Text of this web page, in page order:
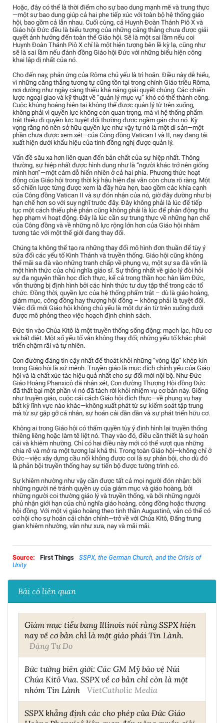
Hoặc, đây có thể là thời điểm cho sự bao dung mạnh mẽ và trung thực
—một sự bao dung giúp cả hai phe tiếp xúc với toàn bộ hệ thống giáo
hội, bao gồm cả lẫn nhau. Cuối cùng, cả Huynh Đoàn Thánh Piô X và
Giáo hội Đức đều là biểu tượng của những căng thẳng chưa được giải
quyết ảnh hưởng đến toàn thể Giáo hội. Sẽ là một sai lầm nếu coi
Huynh Đoàn Thánh Piô X chỉ là một hiện tượng bên lề kỳ lạ, cũng như
sẽ là sai lầm nếu đánh đồng Giáo hội Đức với những biểu hiện công
khai lập dị nhất của nó.
Cho đến nay, phản ứng của Rôma chủ yếu là trì hoãn. Điều này dễ hiểu,
vì những căng thẳng tương tự cũng tồn tại trong chính Giáo triều Rôma,
nơi dường như ngày càng thiếu khả năng giải quyết chúng. Các chiến
lược ngoại giao và kỹ thuật về “quản lý mục vụ” khó có thể thành công.
Cuộc khủng hoảng hiện tại không thể được quản lý từ trên xuống,
không phải vì quyền lực không còn quan trọng, mà vì hệ thống phẩm
trật thiếu đi quyền lực tuyệt đối thường được ngầm gán cho nó. Kỳ
vọng rằng nó nên sở hữu quyền lực như vậy tự nó là một di sản—một
phần chưa được xem xét—của Công đồng Vatican I và II, nay đang tái
xuất hiện dưới khẩu hiệu của tính đồng nghị được quản lý.
Vấn đề sâu xa hơn liên quan đến bản chất của sự hiệp nhất. Thông
thường, sự hiệp nhất được hình dung như là “người khác trở nên giống
mình hơn”—một cám dỗ hiển nhiên ở cả hai phía. Phương thức hoạt
động của Giáo hội trong thời kỳ hậu hiện đại vẫn còn chưa rõ ràng. Một
số chiến lược từng được xem là đầy hứa hẹn, bao gồm các khía cạnh
của Công đồng Vatican II và sự đón nhận của nó, giờ đây dường như bị
hạn chế hơn so với suy nghĩ trước đây. Đây không phải là lúc để tiếp
tục một cách thiếu phê phán cũng không phải là lúc để phản động thu
hẹp phạm vi hoạt động. Đây là lúc cần sự trung thực về những hạn chế
của Công đồng và về những nỗ lực rộng lớn hơn của Giáo hội nhằm
tương tác với một thế giới đang thay đổi.
Chúng ta không thể tạo ra những thay đổi mô hình đơn thuần để tùy ý
sửa đổi các yếu tố Kinh Thánh và truyền thống. Giáo hội cũng không
thể mãi sa đà vào những tranh chấp về phụng vụ, một sự sa đà vốn là
một hình thức của chủ nghĩa giáo sĩ. Sự thống nhất về giáo lý đòi hỏi
sự đa nguyên thần học đích thực, kể cả trong thần học hàn lâm Đức,
vốn thường bị định hình bởi các hình thức tư duy tập thể trong các tổ
chức. Đồng thời, quyền lực của hệ thống phẩm trật – dù là giáo hoàng,
giám mục, công đồng hay thượng hội đồng – không phải là tuyệt đối.
Việc đổi mới Giáo hội không chủ yếu là một dự án từ trên xuống dưới
được mô phỏng theo việc hoạch định chính sách.
Đức tin vào Chúa Kitô là một truyền thống sống động: mạch lạc, hữu cơ
và bất diệt. Một số yếu tố vẫn không thay đổi; những yếu tố khác phát
triển chậm rãi và tự nhiên.
Con đường đáng tin cậy nhất để thoát khỏi những “vòng lặp” khép kín
trong Giáo hội là sứ mệnh. Truyền giáo là mục đích chính yếu của Giáo
hội và là chất xúc tác hiệu quả nhất cho sự đổi mới nội bộ. Như Đức
Giáo Hoàng Phanxicô đã nhận xét, Con đường Thượng Hội đồng Đức
đã thất bại một phần vì nó đã tách rời khỏi nhiệm vụ cơ bản này. Giống
như truyền giáo, cuộc cải cách Giáo hội đích thực—về phụng vụ hay
bất kỳ lĩnh vực nào khác—không xuất phát từ sự kiểm soát tập trung
mà từ sự gặp gỡ cá nhân, sự hoán cải dần dần và sự phát triển hữu cơ.
Không ai trong Giáo hội có thẩm quyền tùy ý định hình lại truyền thống
thiêng liêng hoặc làm tê liệt nó. Thay vào đó, điều cần thiết là sự hoán
cải và khiêm nhường. Chỉ có hai điều này mới có thể vượt qua những
chia rẽ và mở ra một tương lai khả thi. Trong toàn Giáo hội—không chỉ ở
Đức—việc xây dựng cầu nối không được coi là sự phản bội, cho dù đó
là phản bội truyền thống hay sự tiến bộ được tường trình có.
Sự khiêm nhường như vậy cần được tất cả mọi người đón nhận: bởi
những người né tránh quyền uy của giám mục và giáo hoàng, bởi
những người coi thường giáo lý và truyền thống, và bởi những người
phủ nhận giới hạn của chủ nghĩa giáo hoàng, công đồng hoặc thượng
hội đồng. Với một vị giáo hoàng theo tinh thần Augustinô, vẫn có thể có
cơ hội cho sự hoán cải chân chính—trở về với Chúa Kitô, Đấng trung
gian khiêm nhường, vẫn như xưa, nay và mãi mãi.
Source: First Things
SSPX, the German Church, and the Crisis of
Unity
Bài có liên quan
Giám mục tiểu bang Illinois nói rằng SSPX hiện
nay về cơ bản chỉ là một giáo phái Tin Lành.
Đặng Tự Do
Bức tường biên giới: Các GM Mỹ bảo vệ Núi
Chúa Kitô Vua. SSPX về cơ bản chỉ còn là một
nhóm Tin Lành
VietCatholic Media
SSPX khẳng định các cho phép của Đức Giáo